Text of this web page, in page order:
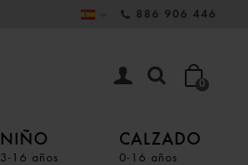
886 906 446
0
NIÑO
3-16 años
CALZADO
0-16 años